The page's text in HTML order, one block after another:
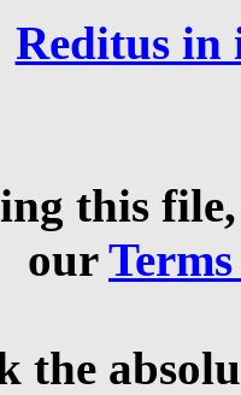
Reditus in
this
our
the